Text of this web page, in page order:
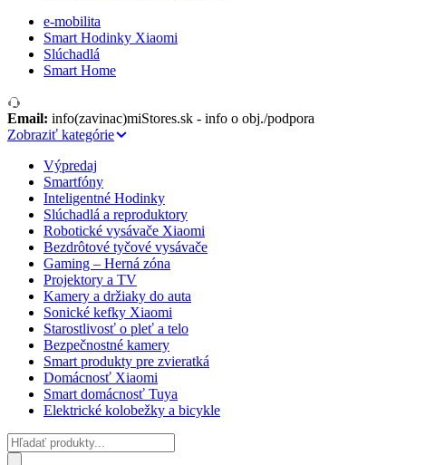
e-mobilita
Smart Hodinky Xiaomi
Slúchadlá
Smart Home
Email: info(zavinac)miStores.sk - info o obj./podpora
Zobraziť kategórie
Výpredaj
Smartfóny
Inteligentné Hodinky
Slúchadlá a reproduktory
Robotické vysávače Xiaomi
Bezdrôtové tyčové vysávače
Gaming – Herná zóna
Projektory a TV
Kamery a držiaky do auta
Sonické kefky Xiaomi
Starostlivosť o pleť a telo
Bezpečnostné kamery
Smart produkty pre zvieratká
Domácnosť Xiaomi
Smart domácnosť Tuya
Elektrické kolobežky a bicykle
Products
search